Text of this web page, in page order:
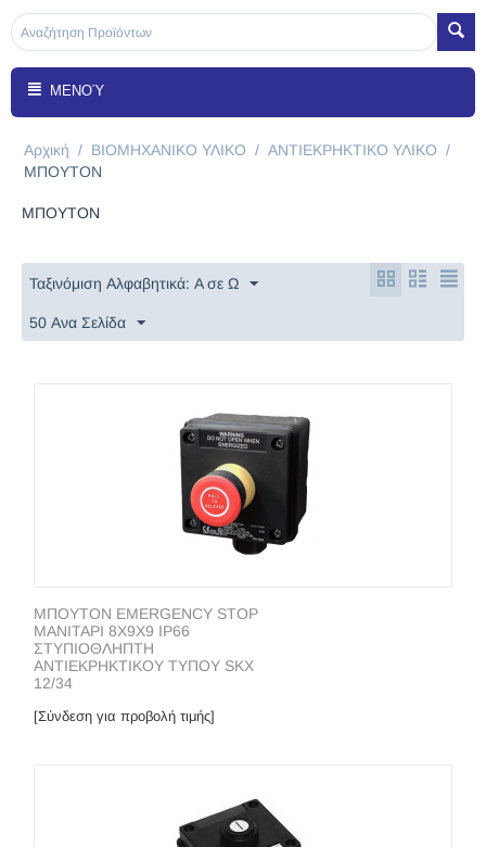
ΜΕΝΟΎ
Αρχική / ΒΙΟΜΗΧΑΝΙΚΟ ΥΛΙΚΟ / ΑΝΤΙΕΚΡΗΚΤΙΚΟ ΥΛΙΚΟ /
ΜΠΟΥΤΟΝ
ΜΠΟΥΤΟΝ
Ταξινόμιση Αλφαβητικά: A σε Ω
50 Ανα Σελίδα
ΜΠΟΥΤΟΝ EMERGENCY STOP
ΜΑΝΙΤΑΡΙ 8X9X9 IP66
ΣΤΥΠΙΟΘΛΗΠΤΗ
ΑΝΤΙΕΚΡΗΚΤΙΚΟΥ ΤΥΠΟΥ SKX
12/34
[Σύνδεση για προβολή τιμής]